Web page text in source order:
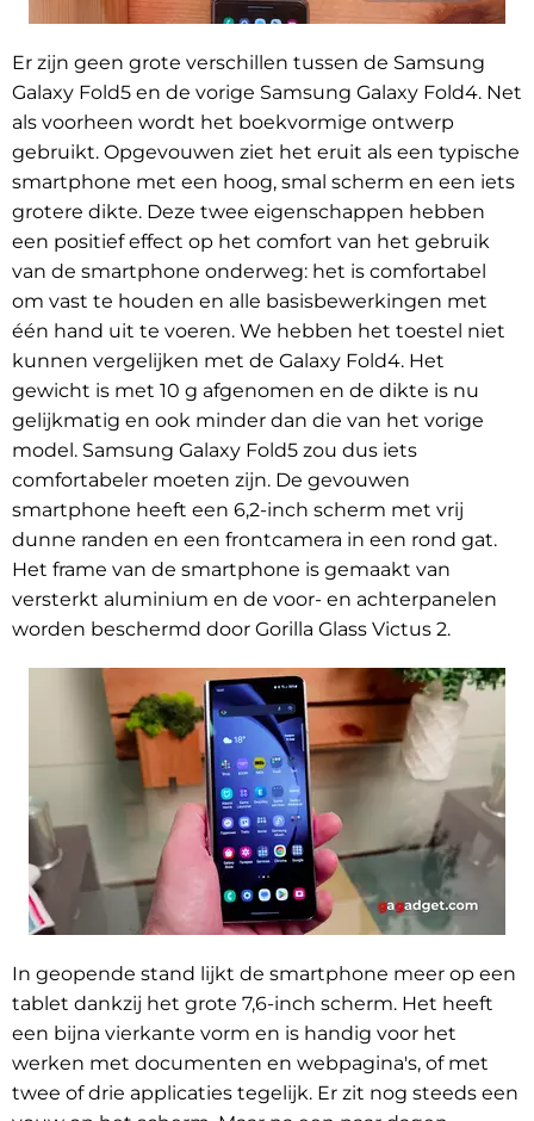
Er zijn geen grote verschillen tussen de Samsung
Galaxy Fold5 en de vorige Samsung Galaxy Fold4. Net
als voorheen wordt het boekvormige ontwerp
gebruikt. Opgevouwen ziet het eruit als een typische
smartphone met een hoog, smal scherm en een iets
grotere dikte. Deze twee eigenschappen hebben
een positief effect op het comfort van het gebruik
van de smartphone onderweg: het is comfortabel
om vast te houden en alle basisbewerkingen met
één hand uit te voeren. We hebben het toestel niet
kunnen vergelijken met de Galaxy Fold4. Het
gewicht is met 10 g afgenomen en de dikte is nu
gelijkmatig en ook minder dan die van het vorige
model. Samsung Galaxy Fold5 zou dus iets
comfortabeler moeten zijn. De gevouwen
smartphone heeft een 6,2-inch scherm met vrij
dunne randen en een frontcamera in een rond gat.
Het frame van de smartphone is gemaakt van
versterkt aluminium en de voor- en achterpanelen
worden beschermd door Gorilla Glass Victus 2.
In geopende stand lijkt de smartphone meer op een
tablet dankzij het grote 7,6-inch scherm. Het heeft
een bijna vierkante vorm en is handig voor het
werken met documenten en webpagina's, of met
twee of drie applicaties tegelijk. Er zit nog steeds een